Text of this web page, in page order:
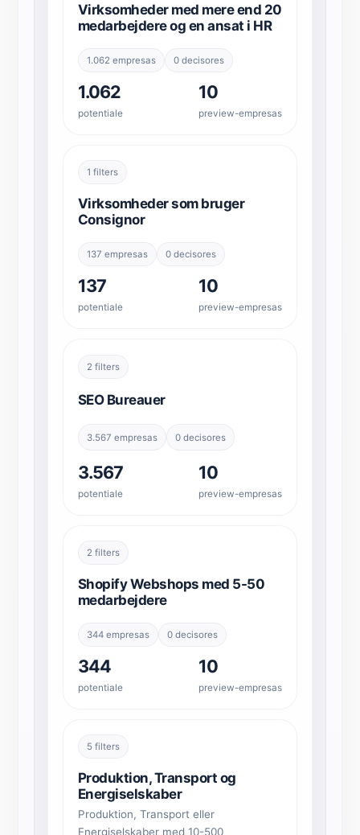
Virksomheder med mere end 20
medarbejdere og en ansat i HR
1.062 empresas 0 decisores
1.062
potentiale
10
preview-empresas
1 filters
Virksomheder som bruger
Consignor
137 empresas 0 decisores
137
potentiale
10
preview-empresas
2 filters
SEO Bureauer
3.567 empresas 0 decisores
3.567
potentiale
10
preview-empresas
2 filters
Shopify Webshops med 5-50
medarbejdere
344 empresas 0 decisores
344
potentiale
10
preview-empresas
5 filters
Produktion, Transport og
Energiselskaber
Produktion, Transport eller
Energiselskaber med 10-500